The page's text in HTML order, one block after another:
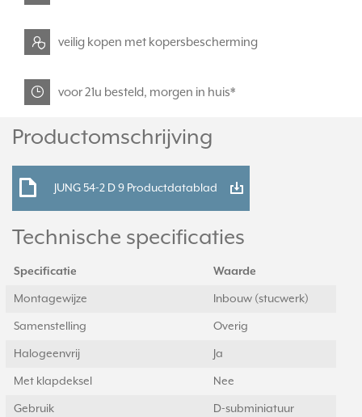
veilig kopen met kopersbescherming
voor 21u besteld, morgen in huis*
Productomschrijving
JUNG 54-2 D 9 Productdatablad
Technische specificaties
Specificatie Waarde
Montagewijze Inbouw (stucwerk)
Samenstelling Overig
Halogeenvrij Ja
Met klapdeksel Nee
Gebruik D-subminiatuur